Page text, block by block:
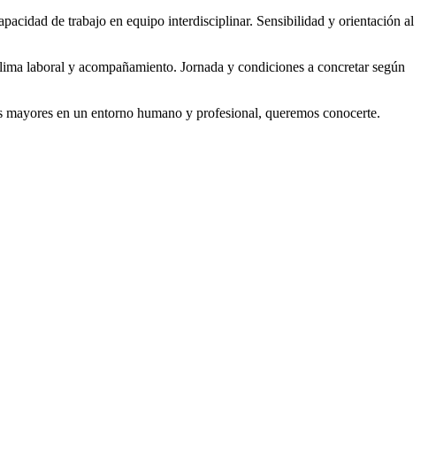
de trabajo en equipo interdisciplinar. Sensibilidad y orientación al
laboral y acompañamiento. Jornada y condiciones a concretar según
en un entorno humano y profesional, queremos conocerte.